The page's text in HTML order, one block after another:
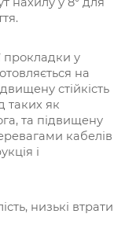
прокладки у
на
стійкість
таких як
та підвищену
кабелів
і
низькі втрати